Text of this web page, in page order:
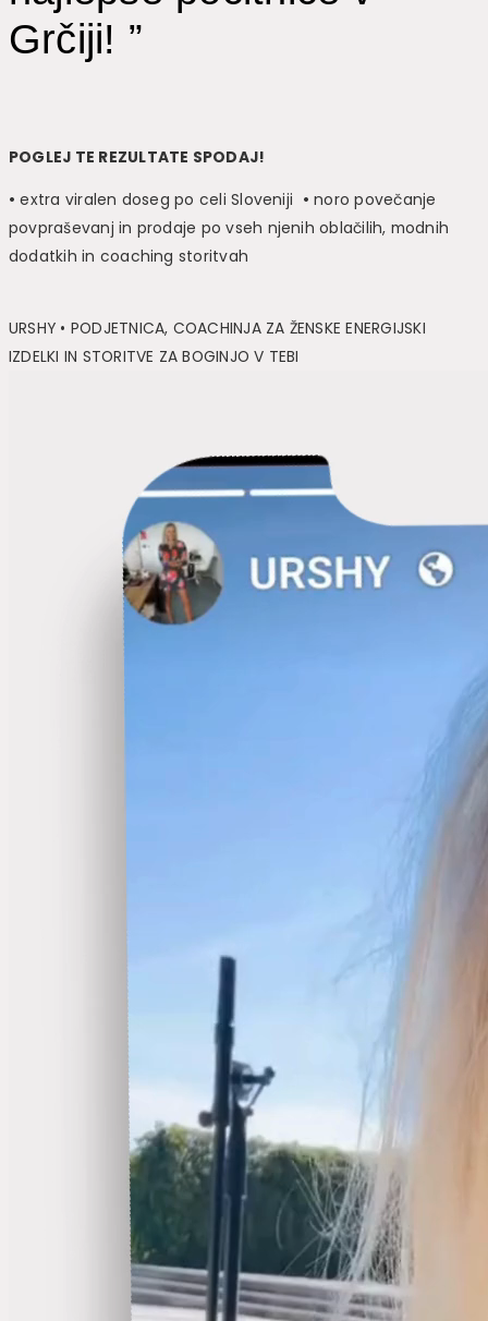
Grčiji! ”
POGLEJ TE REZULTATE SPODAJ!
• extra viralen doseg po celi Sloveniji • noro povečanje
povpraševanj in prodaje po vseh njenih oblačilih, modnih
dodatkih in coaching storitvah
URSHY • PODJETNICA, COACHINJA ZA ŽENSKE ENERGIJSKI
IZDELKI IN STORITVE ZA BOGINJO V TEBI